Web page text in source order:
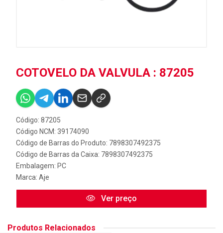
COTOVELO DA VALVULA : 87205
Código: 87205
Código NCM: 39174090
Código de Barras do Produto: 7898307492375
Código de Barras da Caixa: 7898307492375
Embalagem: PC
Marca: Aje
Ver preço
Produtos Relacionados